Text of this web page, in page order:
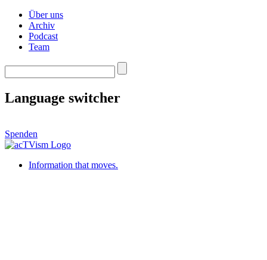
Über uns
Archiv
Podcast
Team
Language switcher
Spenden
Information that moves.